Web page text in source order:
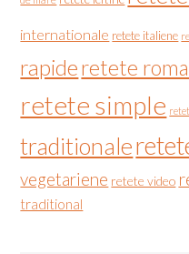
internationale retete italiene
rapideretete
retete simple
traditionale
vegetariene retete video
traditional